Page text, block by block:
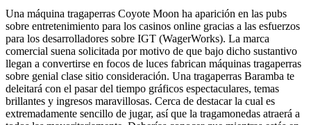
Una máquina tragaperras Coyote Moon ha aparición en las pubs
sobre entretenimiento para los casinos online gracias a las esfuerzos
para los desarrolladores sobre IGT (WagerWorks). La marca
comercial suena solicitada por motivo de que bajo dicho sustantivo
llegan a convertirse en focos de luces fabrican máquinas tragaperras
sobre genial clase sitio consideración. Una tragaperras Baramba te
deleitará con el pasar del tiempo gráficos espectaculares, temas
brillantes y ingresos maravillosas. Cerca de destacar la cual es
extremadamente sencillo de jugar, así que la tragamonedas atraerá a